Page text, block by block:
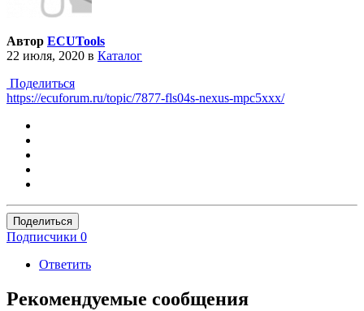
Автор ECUTools
22 июля, 2020 в Каталог
Поделиться
https://ecuforum.ru/topic/7877-fls04s-nexus-mpc5xxx/
Поделиться
Подписчики 0
Ответить
Рекомендуемые сообщения